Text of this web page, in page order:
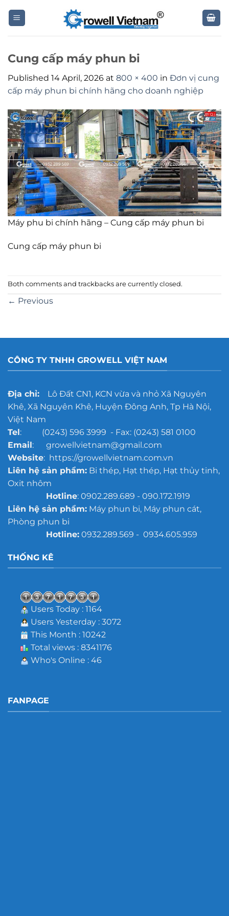
Cung cấp máy phun bi
Published 14 April, 2026 at 800 × 400 in Đơn vị cung
cấp máy phun bi chính hãng cho doanh nghiệp
Máy phu bi chính hãng – Cung cấp máy phun bi
Cung cấp máy phun bi
Both comments and trackbacks are currently closed.
← Previous
CÔNG TY TNHH GROWELL VIỆT NAM
Địa chỉ:Lô Đất CN1, KCN vừa và nhỏ Xã Nguyên
Khê, Xã Nguyên Khê, Huyện Đông Anh, Tp Hà Nội,
Việt Nam
Tel: (0243) 596 3999 - Fax: (0243) 581 0100
Email: growellvietnam@gmail.com
Website: https://growellvietnam.com.vn
Liên hệ sản phẩm:Bi thép, Hạt thép, Hạt thủy tinh,
Oxit nhôm
Hotline: 0902.289.689 - 090.172.1919
Liên hệ sản phẩm:Máy phun bi, Máy phun cát,
Phòng phun bi
Hotline:0932.289.569 - 0934.605.959
THỐNG KÊ
Users Today : 1164
Users Yesterday : 3072
This Month : 10242
Total views : 8341176
Who's Online : 46
FANPAGE